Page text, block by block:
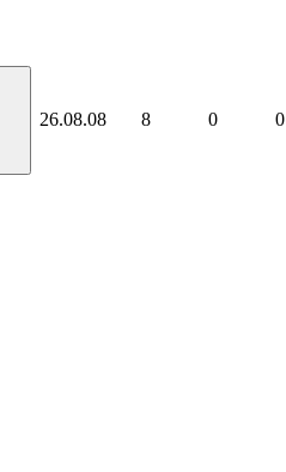
26.08.08 8 0 0